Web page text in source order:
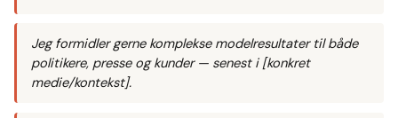
Jeg formidler gerne komplekse modelresultater til både
politikere, presse og kunder — senest i [konkret
medie/kontekst].